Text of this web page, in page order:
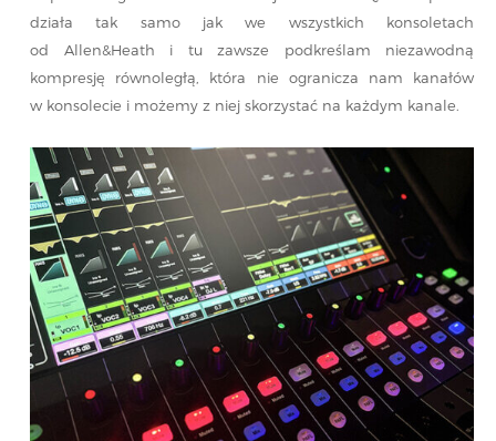
działa tak samo jak we wszystkich konsoletach
od Allen&Heath i tu zawsze podkreślam niezawodną
kompresję równoległą, która nie ogranicza nam kanałów
w konsolecie i możemy z niej skorzystać na każdym kanale.